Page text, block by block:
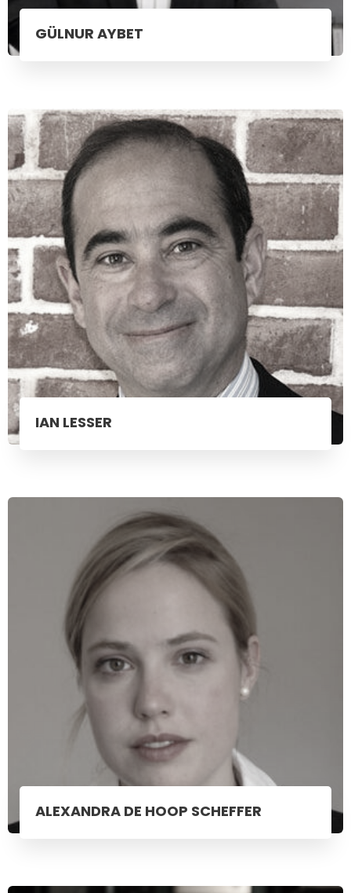
GÜLNUR AYBET
IAN LESSER
ALEXANDRA DE HOOP SCHEFFER